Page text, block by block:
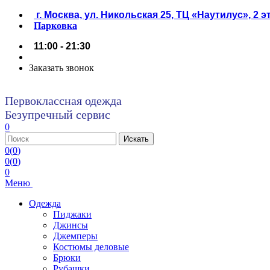
г. Москва, ул. Никольская 25, ТЦ «Наутилус», 2
Парковка
11:00 - 21:30
Заказать звонок
Первоклассная одежда
Безупречный сервис
0
0(0)
0(0)
0
Меню
Одежда
Пиджаки
Джинсы
Джемперы
Костюмы деловые
Брюки